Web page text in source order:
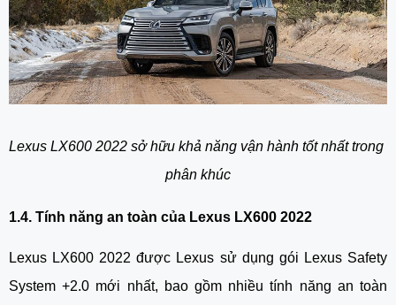
Lexus LX600 2022 sở hữu khả năng vận hành tốt nhất trong
phân khúc
1.4. Tính năng an toàn của Lexus LX600 2022
Lexus LX600 2022 được Lexus sử dụng gói Lexus Safety
System +2.0 mới nhất, bao gồm nhiều tính năng an toàn